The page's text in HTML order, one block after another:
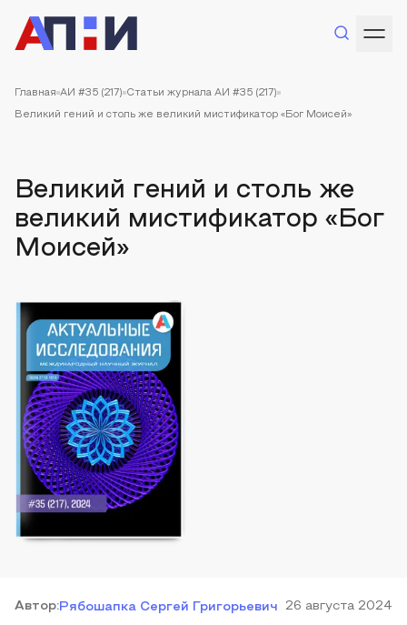
Главная АИ #35 (217) Статьи журнала АИ #35 (217)
Великий гений и столь же великий мистификатор «Бог Моисей»
Великий гений и столь же
великий мистификатор «Бог
Моисей»
Автор:Рябошапка Сергей Григорьевич 26 августа 2024